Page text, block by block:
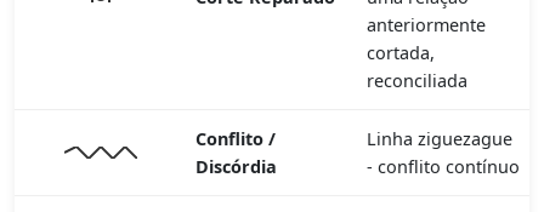
anteriormente
cortada,
reconciliada
Conflito /
Discórdia
Linha ziguezague
- conflito contínuo